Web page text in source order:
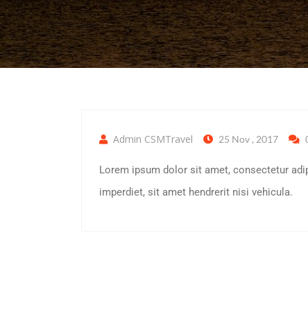
Admin CSMTravel 25 Nov , 2017
Lorem ipsum dolor sit amet, consectetur
imperdiet, sit amet hendrerit nisi vehicula.